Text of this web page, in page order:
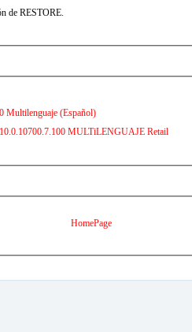
de RESTORE.
Multilenguaje (Español)
MULTiLENGUAJE Retail
HomePage